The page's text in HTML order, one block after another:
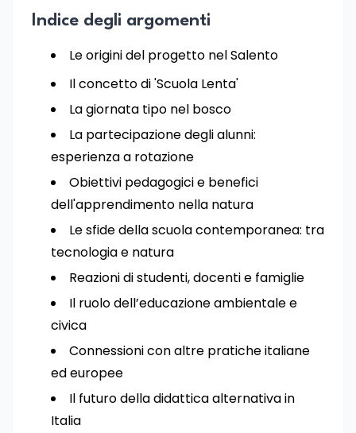
Indice degli argomenti
Le origini del progetto nel Salento
Il concetto di 'Scuola Lenta'
La giornata tipo nel bosco
La partecipazione degli alunni:
esperienza a rotazione
Obiettivi pedagogici e benefici
dell'apprendimento nella natura
Le sfide della scuola contemporanea: tra
tecnologia e natura
Reazioni di studenti, docenti e famiglie
Il ruolo dell’educazione ambientale e
civica
Connessioni con altre pratiche italiane
ed europee
Il futuro della didattica alternativa in
Italia